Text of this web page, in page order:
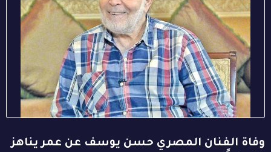
وفاة الفنان المصري حسن يوسف عن عمر يناهز